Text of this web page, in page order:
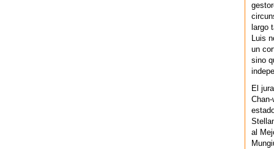
largo
Luis
un
sino
El
al